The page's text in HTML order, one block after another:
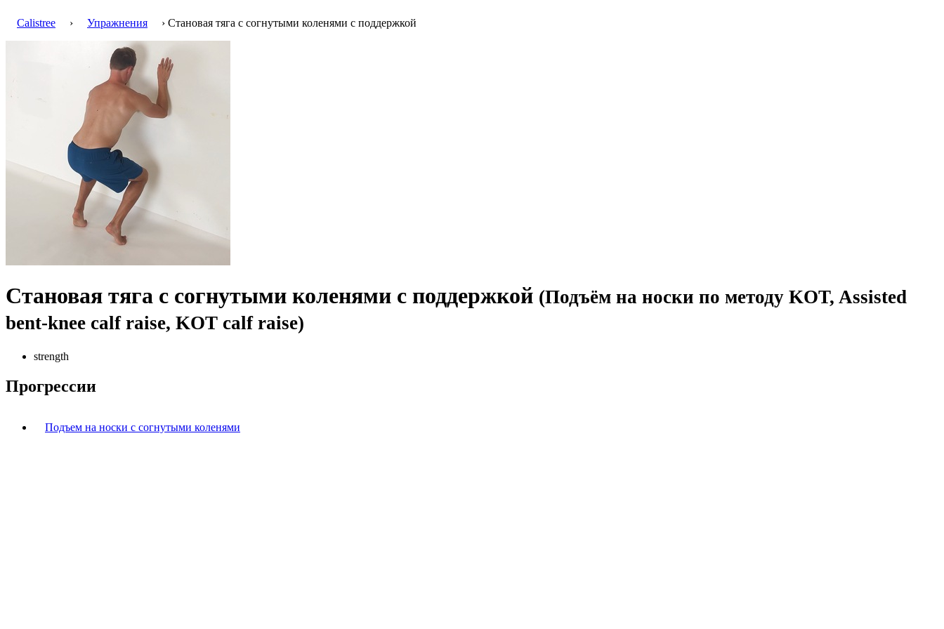
Calistree › Упражнения › Становая тяга с согнутыми коленями с поддержкой
Становая тяга с согнутыми коленями с поддержкой (Подъём на носки по методу KOT, Assisted
bent-knee calf raise, KOT calf raise)
strength
Прогрессии
Подъем на носки с согнутыми коленями